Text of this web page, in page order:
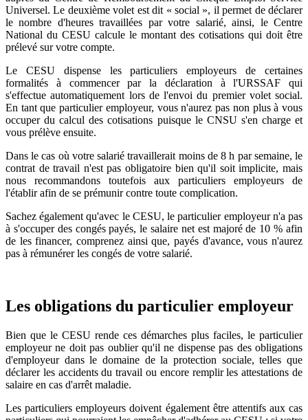
Universel. Le deuxième volet est dit « social », il permet de déclarer
le nombre d'heures travaillées par votre salarié, ainsi, le Centre
National du CESU calcule le montant des cotisations qui doit être
prélevé sur votre compte.
Le CESU dispense les particuliers employeurs de certaines
formalités à commencer par la déclaration à l'URSSAF qui
s'effectue automatiquement lors de l'envoi du premier volet social.
En tant que particulier employeur, vous n'aurez pas non plus à vous
occuper du calcul des cotisations puisque le CNSU s'en charge et
vous prélève ensuite.
Dans le cas où votre salarié travaillerait moins de 8 h par semaine, le
contrat de travail n'est pas obligatoire bien qu'il soit implicite, mais
nous recommandons toutefois aux particuliers employeurs de
l'établir afin de se prémunir contre toute complication.
Sachez également qu'avec le CESU, le particulier employeur n'a pas
à s'occuper des congés payés, le salaire net est majoré de 10 % afin
de les financer, comprenez ainsi que, payés d'avance, vous n'aurez
pas à rémunérer les congés de votre salarié.
Les obligations du particulier employeur
Bien que le CESU rende ces démarches plus faciles, le particulier
employeur ne doit pas oublier qu'il ne dispense pas des obligations
d'employeur dans le domaine de la protection sociale, telles que
déclarer les accidents du travail ou encore remplir les attestations de
salaire en cas d'arrêt maladie.
Les particuliers employeurs doivent également être attentifs aux cas